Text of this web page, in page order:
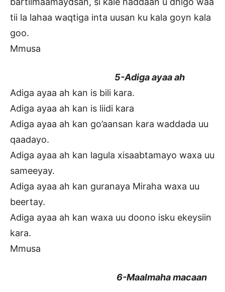
tii la lahaa waqtiga inta uusan ku kala goyn kala
goo.
Mmusa
5-Adiga ayaa ah
Adiga ayaa ah kan is bili kara.
Adiga ayaa ah kan is liidi kara
Adiga ayaa ah kan go’aansan kara waddada uu
qaadayo.
Adiga ayaa ah kan lagula xisaabtamayo waxa uu
sameeyay.
Adiga ayaa ah kan guranaya Miraha waxa uu
beertay.
Adiga ayaa ah kan waxa uu doono isku ekeysiin
kara.
Mmusa
6-Maalmaha macaan